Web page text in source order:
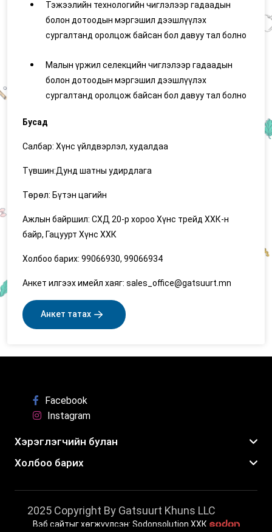
Тэжээлийн технологийн чиглэлээр гадаадын
болон дотоодын мэргэшил дээшлүүлэх
сургалтанд оролцож байсан бол давуу тал болно
Малын үржил селекцийн чиглэлээр гадаадын
болон дотоодын мэргэшил дээшлүүлэх
сургалтанд оролцож байсан бол давуу тал болно
Бусад
Салбар: Хүнс үйлдвэрлэл, худалдаа
Түвшин:Дунд шатны удирдлага
Төрөл: Бүтэн цагийн
Ажлын байршил: СХД 20-р хороо Хүнс трейд ХХК-н
байр, Гацуурт Хүнс ХХК
Холбоо барих: 99066930, 99066934
Анкет илгээх имейл хаяг: sales_office@gatsuurt.mn
Анкет татах
Facebook
Instagram
Хэрэглэгчийн булан
Холбоо барих
2025 Copyright By Gatsuurt Khuns LLC
Вэб сайтыг хөгжүүлсэн: Sodonsolution ХХК